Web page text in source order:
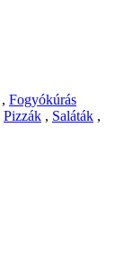
, Fogyókúrás
Pizzák , Saláták ,